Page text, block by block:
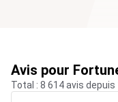
Avis pour
Total : 8 614 avis